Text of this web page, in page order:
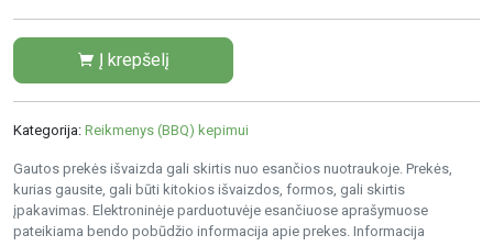
Į krepšelį
Kategorija: Reikmenys (BBQ) kepimui
Gautos prekės išvaizda gali skirtis nuo esančios nuotraukoje. Prekės,
kurias gausite, gali būti kitokios išvaizdos, formos, gali skirtis
įpakavimas. Elektroninėje parduotuvėje esančiuose aprašymuose
pateikiama bendo pobūdžio informacija apie prekes. Informacija